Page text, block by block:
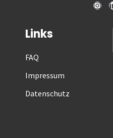
Links
FAQ
Impressum
Datenschutz